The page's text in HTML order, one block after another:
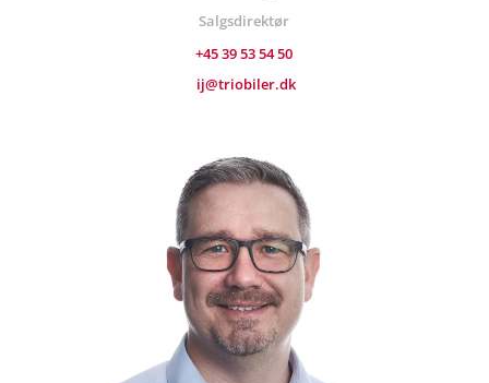
Salgsdirektør
+45 39 53 54 50
ij@triobiler.dk